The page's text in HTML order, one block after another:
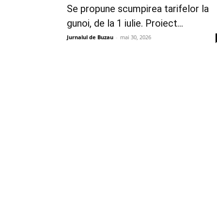
Se propune scumpirea tarifelor la
gunoi, de la 1 iulie. Proiect...
Jurnalul de Buzau - mai 30, 2026